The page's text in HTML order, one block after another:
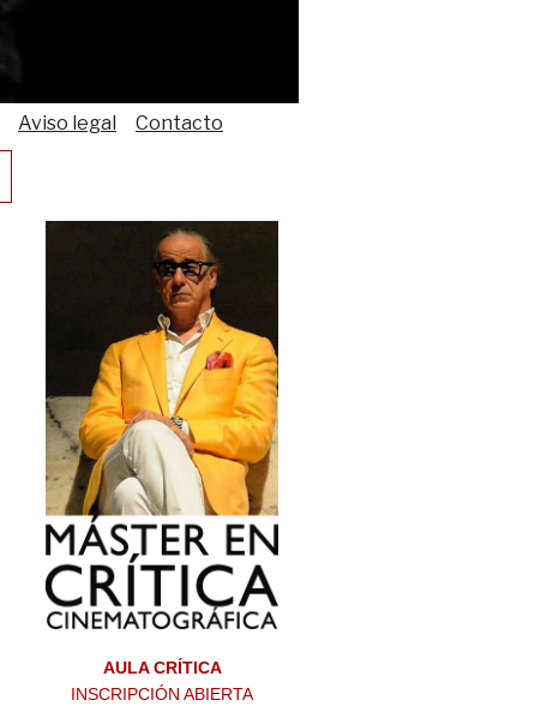
Aviso legal Contacto
AULA CRÍTICA
INSCRIPCIÓN ABIERTA